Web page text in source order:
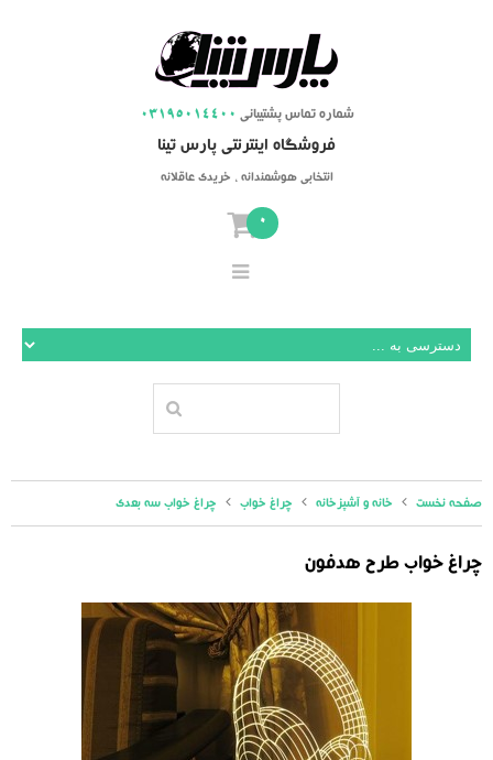
03195014400 شماره تماس پشتیبانی
فروشگاه اینترنتی پارس تینا
انتخابی هوشمندانه ، خریدی عاقلانه
0
صفحه نخست خانه و آشپزخانه چراغ خواب چراغ خواب سه بعدی
چراغ خواب طرح هدفون